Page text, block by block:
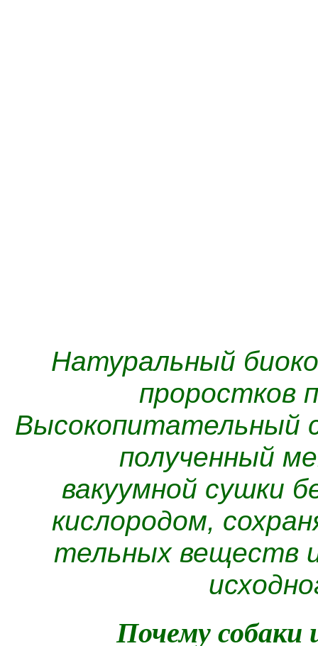
Натуральный
проростков
Высокопитательный
полученный
вакуумной сушки
кислородом,
тельных веществ
Почему